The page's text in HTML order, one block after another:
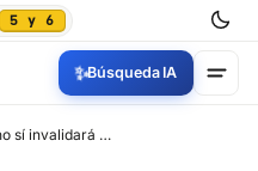
5 y 6
✨Búsqueda IA
No es fake: gobierno sí invalidará foto multas. Le contamos cómo aplica